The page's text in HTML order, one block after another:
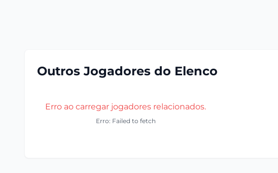
Outros Jogadores do Elenco
Erro ao carregar jogadores relacionados.
Erro: Failed to fetch